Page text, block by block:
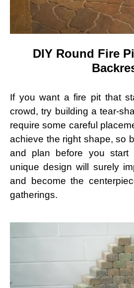
DIY Round Fire
If you want a fire pit that
crowd, try building a tear-
require some careful
achieve the right shape, so
and plan before you start
unique design will surely
and become the
gatherings.